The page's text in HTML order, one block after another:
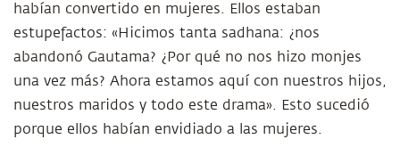
habían convertido en mujeres. Ellos estaban
estupefactos: «Hicimos tanta sadhana: ¿nos
abandonó Gautama? ¿Por qué no nos hizo monjes
una vez más? Ahora estamos aquí con nuestros hijos,
nuestros maridos y todo este drama». Esto sucedió
porque ellos habían envidiado a las mujeres.